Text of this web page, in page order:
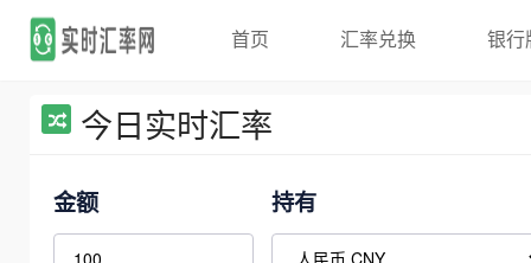
首页 汇率兑换 银行
今日实时汇率
金额 持有